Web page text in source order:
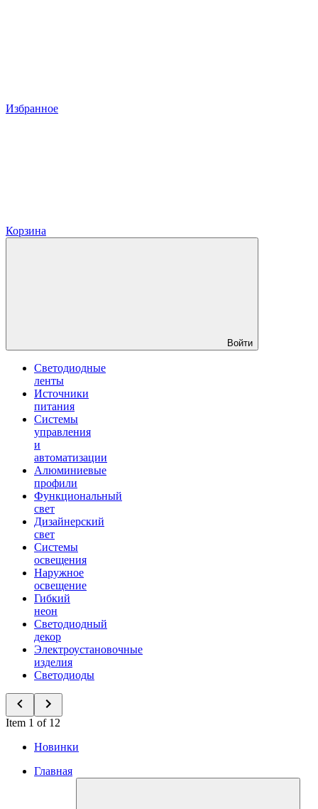
Избранное
Корзина
Войти
Светодиодные
ленты
Источники
питания
Системы
управления
и
автоматизации
Алюминиевые
профили
Функциональный
свет
Дизайнерский
свет
Системы
освещения
Наружное
освещение
Гибкий
неон
Светодиодный
декор
Электроустановочные
изделия
Светодиоды
Item 1 of 12
Новинки
Главная